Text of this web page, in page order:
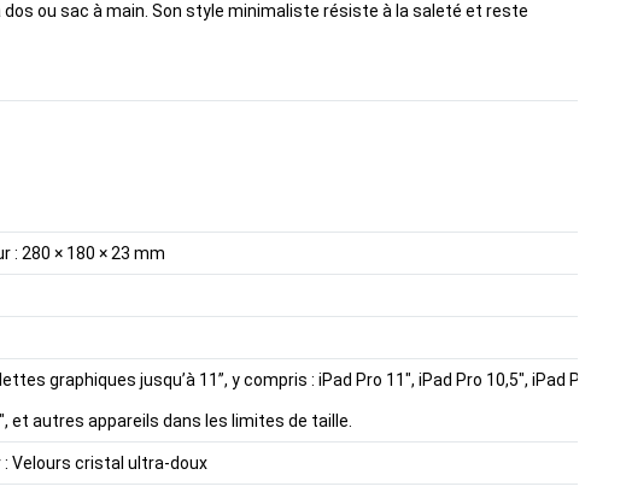
ou sac à main. Son style minimaliste résiste à la saleté et reste
: 280 × 180 × 23 mm
graphiques jusqu’à 11”, y compris : iPad Pro 11", iPad Pro 10,5", iPad Pro
et autres appareils dans les limites de taille.
Velours cristal ultra-doux